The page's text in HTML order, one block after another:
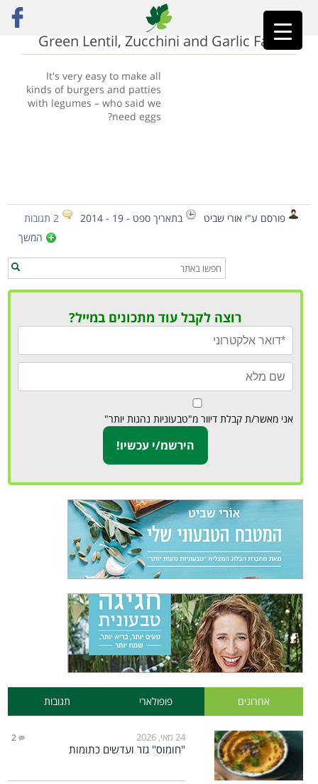
ראשי»
Falafel
Green Lentil, Zucchini and Garlic Falafel
It's very easy to make all
kinds of burgers and patties
with legumes – who said we
need eggs?
פורסם ע"י אורי שביט בתאריך ספט - 19 - 2014
2 תגובות
המשך
רוצה לקבל עוד מתכונים במייל?
אני מאשר/ת קבלת דיוור מ"טבעוניות נהנות יותר"
אחרונים פופולארי תגובות
24 מאי, 2026 2
"חומוס" גזר ועדשים כתומות